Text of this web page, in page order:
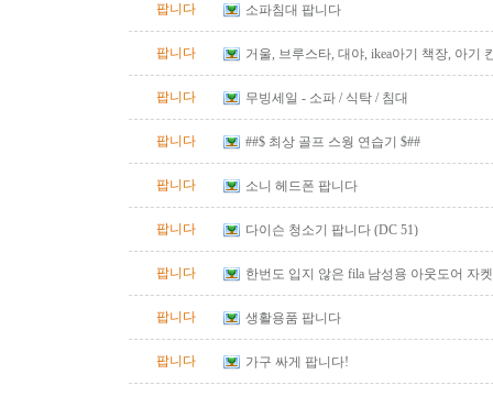
팝니다 소파침대 팝니다
팝니다 거울, 브루스타, 대야, ikea아기 책장, 아기
팝니다 무빙세일 - 소파 / 식탁 / 침대
팝니다 ##$ 최상 골프 스웡 연습기 $##
팝니다 소니 헤드폰 팝니다
팝니다 다이슨 청소기 팝니다 (DC 51)
팝니다
한번도 입지 않은 fila 남성용 아웃도어 자
팝니다
생활용품 팝니다
팝니다 가구 싸게 팝니다!